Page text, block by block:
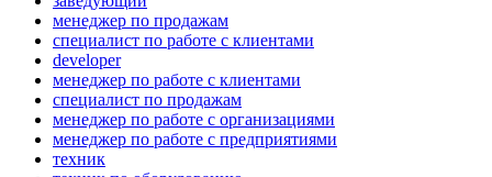
менеджер по продажам
специалист по работе с клиентами
developer
менеджер по работе с клиентами
специалист по продажам
менеджер по работе с организациями
менеджер по работе с предприятиями
техник